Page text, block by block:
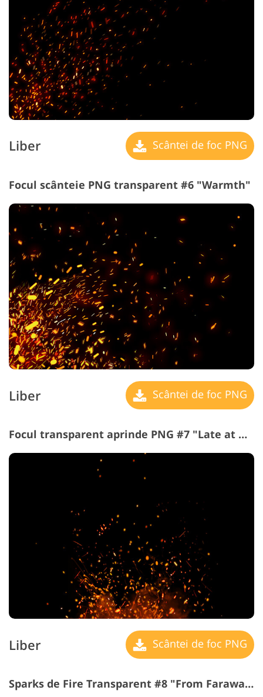
Liber Scântei de foc PNG
Focul scânteie PNG transparent #6 "Warmth"
Liber Scântei de foc PNG
Focul transparent aprinde PNG #7 "Late at Night"
Liber Scântei de foc PNG
Sparks de Fire Transparent #8 "From Faraway"